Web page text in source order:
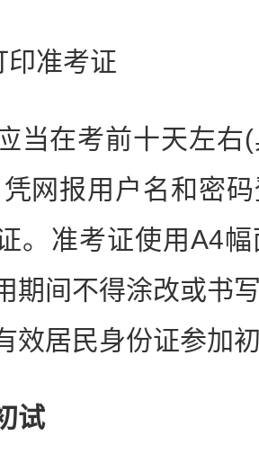
准考证
在考前十天左右(
网报用户名和密
。准考证使用A4
期间不得涂改或书
效居民身份证参加
试